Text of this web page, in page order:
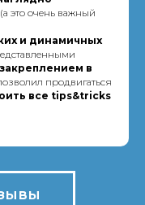
(а это очень важный
и динамичных
закреплением в
позволил продвигаться
все tips&tricks